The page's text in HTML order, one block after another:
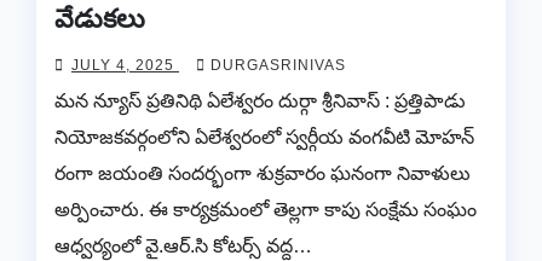
వేడుకలు
JULY 4, 2025 DURGASRINIVAS
మన న్యూస్ ప్రతినిథి ఏలేశ్వరం దుర్గా శ్రీనివాస్ : ప్రత్తిపాడు
నియోజకవర్గంలోని ఏలేశ్వరంలో స్వర్గీయ వంగవీటి మోహన్
రంగా జయంతి సందర్భంగా శుక్రవారం ఘనంగా నివాళులు
అర్పించారు. ఈ కార్యక్రమంలో తెల్లగా కాపు సంక్షేమ సంఘం
ఆధ్వర్యంలో వై.ఆర్.సి కోటర్స్ వద్ద…